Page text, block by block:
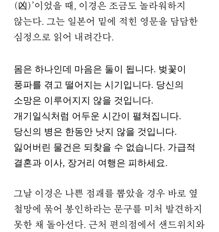
(凶)’이었을 때, 이경은 조금도 놀라워하지
않는다. 그는 일본어 밑에 적힌 영문을 담담한
심정으로 읽어 내려간다.
몸은 하나인데 마음은 둘이 됩니다. 벚꽃이
풍파를 겪고 떨어지는 시기입니다. 당신의
소망은 이루어지지 않을 것입니다.
개기일식처럼 어두운 시간이 펼쳐집니다.
당신의 병은 한동안 낫지 않을 것입니다.
잃어버린 물건은 되찾을 수 없습니다. 가급적
결혼과 이사, 장거리 여행은 피하세요.
그날 이경은 나쁜 점괘를 뽑았을 경우 바로 옆
철망에 묶어 봉인하라는 문구를 미처 발견하지
못한 채 돌아선다. 근처 편의점에서 샌드위치와